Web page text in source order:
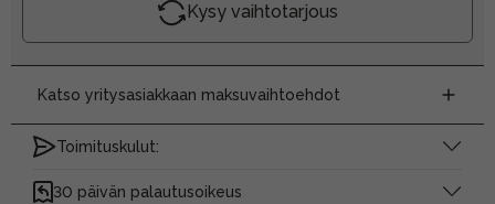
Kysy vaihtotarjous
Katso yritysasiakkaan maksuvaihtoehdot
Toimituskulut:
30 päivän palautusoikeus